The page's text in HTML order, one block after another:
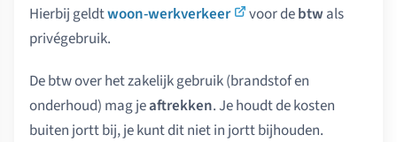
Hierbij geldtwoon-werkverkeer voor debtw als
privégebruik.
De btw over het zakelijk gebruik (brandstof en
onderhoud) mag jeaftrekken. Je houdt de kosten
buiten jortt bij, je kunt dit niet in jortt bijhouden.